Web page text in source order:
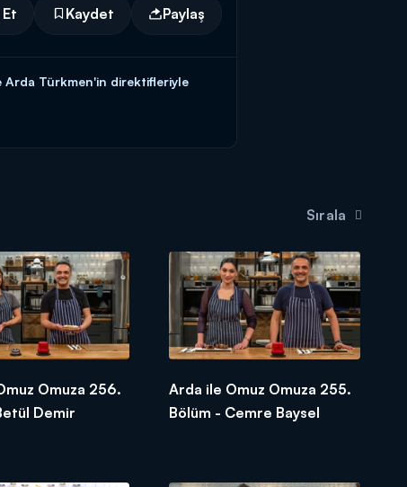
Kaydet Paylaş
Arda Türkmen'in direktifleriyle
Sırala
Omuza 256.
Demir
Arda ile Omuz Omuza 255.
Bölüm - Cemre Baysel